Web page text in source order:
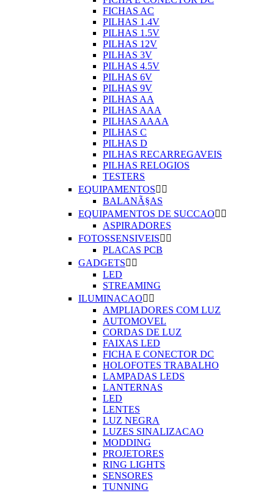
FICHAS AC
PILHAS 1.4V
PILHAS 1.5V
PILHAS 12V
PILHAS 3V
PILHAS 4.5V
PILHAS 6V
PILHAS 9V
PILHAS AA
PILHAS AAA
PILHAS AAAA
PILHAS C
PILHAS D
PILHAS RECARREGAVEIS
PILHAS RELOGIOS
TESTERS
EQUIPAMENTOS 
BALANÃ§AS
EQUIPAMENTOS DE SUCCAO 
ASPIRADORES
FOTOSSENSIVEIS 
PLACAS PCB
GADGETS 
LED
STREAMING
ILUMINACAO 
AMPLIADORES COM LUZ
AUTOMOVEL
CORDAS DE LUZ
FAIXAS LED
FICHA E CONECTOR DC
HOLOFOTES TRABALHO
LAMPADAS LEDS
LANTERNAS
LED
LENTES
LUZ NEGRA
LUZES SINALIZACAO
MODDING
PROJETORES
RING LIGHTS
SENSORES
TUNNING